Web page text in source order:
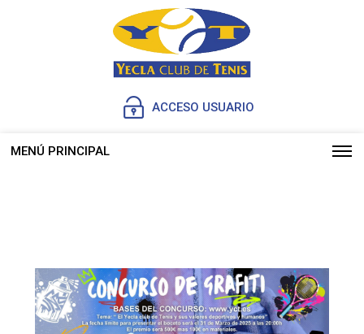
ACCESO USUARIO
MENÚ PRINCIPAL